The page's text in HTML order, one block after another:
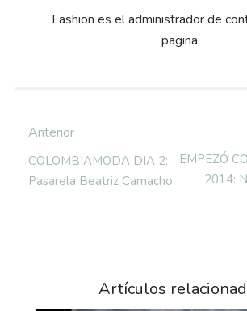
Fashion es el administrador de
pagina.
Anterior
COLOMBIAMODA DIA 2:
Pasarela Beatriz Camacho
EMPEZÓ
2014:
Artículos